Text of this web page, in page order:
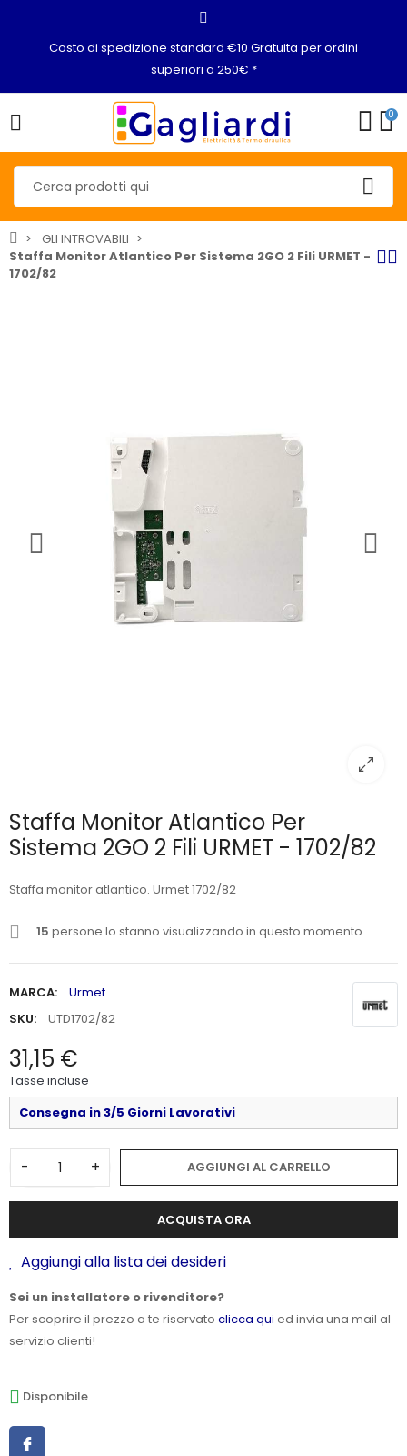
Costo di spedizione standard €10 Gratuita per ordini
superiori a 250€ *
0
GLI INTROVABILI
Staffa Monitor Atlantico Per Sistema 2GO 2 Fili URMET -
1702/82
Staffa Monitor Atlantico Per
Sistema 2GO 2 Fili URMET - 1702/82
Staffa monitor atlantico. Urmet 1702/82
15 persone lo stanno visualizzando in questo momento
MARCA:
Urmet
SKU:
UTD1702/82
31,15 €
Tasse incluse
Consegna in 3/5 Giorni Lavorativi
- + AGGIUNGI AL CARRELLO
ACQUISTA ORA
Aggiungi alla lista dei desideri
Sei un installatore o rivenditore?
Per scoprire il prezzo a te riservato clicca qui ed invia una mail al
servizio clienti!
Disponibile